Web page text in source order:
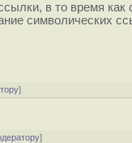
в то время как
символических
]
]